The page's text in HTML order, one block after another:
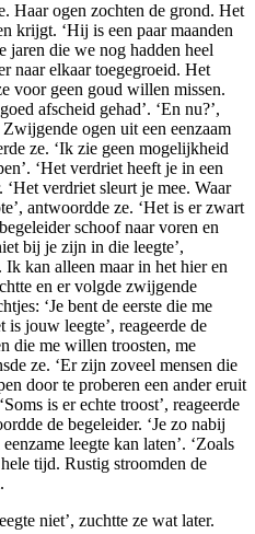
Haar ogen zochten de grond. Het
krijgt. ‘Hij is een paar maanden
jaren die we nog hadden heel
naar elkaar toegegroeid. Het
voor geen goud willen missen.
afscheid gehad’. ‘En nu?’,
ogen uit een eenzaam
ze. ‘Ik zie geen mogelijkheid
‘Het verdriet heeft je in een
verdriet sleurt je mee. Waar
antwoordde ze. ‘Het is er zwart
schoof naar voren en
bij je zijn in die leegte’,
kan alleen maar in het hier en
en er volgde zwijgende
‘Je bent de eerste die me
is jouw leegte’, reageerde de
die me willen troosten, me
ze. ‘Er zijn zoveel mensen die
door te proberen een ander eruit
is er echte troost’, reageerde
de begeleider. ‘Je zo nabij
leegte kan laten’. ‘Zoals
tijd. Rustig stroomden de
niet’, zuchtte ze wat later.